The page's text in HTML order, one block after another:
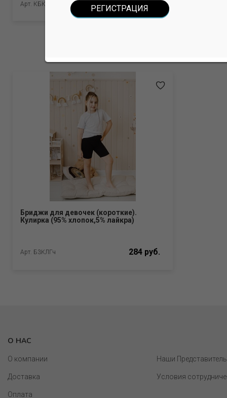
Арт. КБККИрП_Молочный
Бриджи для девочек (короткие).
Кулирка (95% хлопок,5% лайкра)
Арт. Б3КЛГч 284 руб.
О НАС
О компании
Доставка
Оплата
Наши
Условия